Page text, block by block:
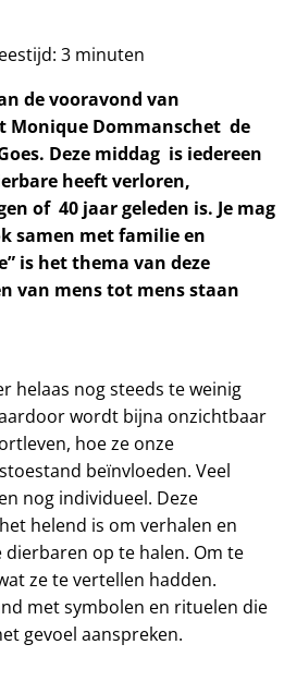
3 minuten
de vooravond van
Monique Dommanschet de
Deze middag is iedereen
heeft verloren,
of 40 jaar geleden is. Je mag
samen met familie en
is het thema van deze
van mens tot mens staan
helaas nog steeds te weinig
wordt bijna onzichtbaar
hoe ze onze
beïnvloeden. Veel
nog individueel. Deze
helend is om verhalen en
op te halen. Om te
ze te vertellen hadden.
met symbolen en rituelen die
gevoel aanspreken.